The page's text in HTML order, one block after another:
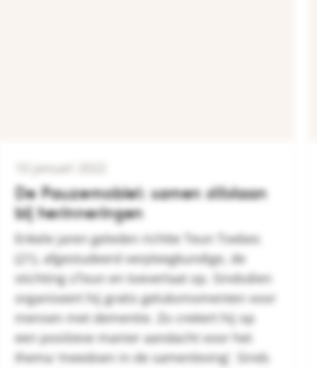
De Pauzemobiel: samen stilstaan
bij herinneringen
10 januari 2022
Enkele jaren geleden richtte Teun Toebes
(21), afgestudeerd verpleegkundige, de
stichting sTeun en toeverlaat op. Sindsdien
organiseert hij gratis geluksmomenten voor
mensen met dementie. Zo creëert hij op
een positieve manier aandacht voor het
thema ‘meedoen in de samenleving’. Sinds